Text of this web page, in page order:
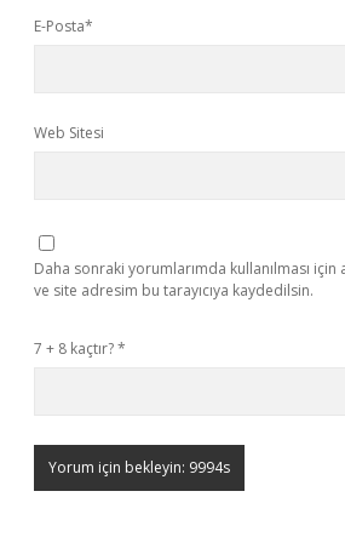
E-Posta*
Web Sitesi
Daha sonraki yorumlarımda kullanılması
ve site adresim bu tarayıcıya kaydedilsin.
7 + 8 kaçtır?*